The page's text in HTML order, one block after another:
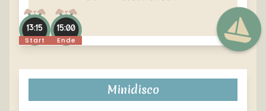
Start
13:15
Ende
15:00
Minidisco